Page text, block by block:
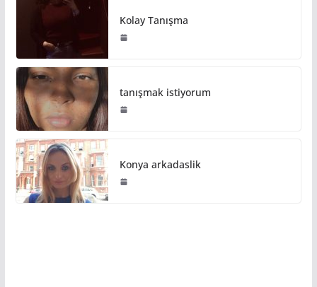
Kolay Tanışma
tanışmak istiyorum
Konya arkadaslik